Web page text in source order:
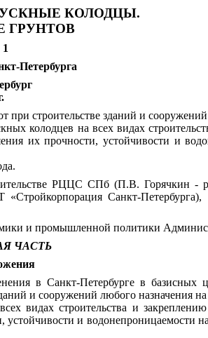
КОЛОДЦЫ.
ГРУНТОВ
Петербурга
строительстве зданий и
колодцев на всех видах
их прочности, устойчивости и
РЦЦС СПб (П.В. Горячкин
Санкт-
и промышленной политики
ЧАСТЬ
в Санкт-Петербурге в базисных
и сооружений любого назначения
видах строительства и
и водонепроницаемости